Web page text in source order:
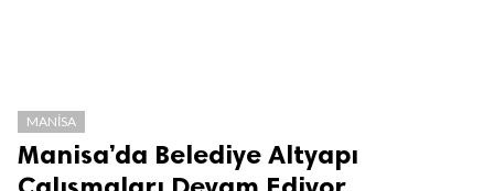
MANISA
Manisa’da Belediye Altyapı